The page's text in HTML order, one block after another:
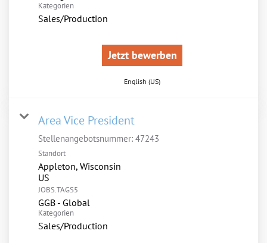
Kategorien
Sales/Production
Jetzt bewerben
English (US)
Area Vice President
Stellenangebotsnummer: 47243
Standort
Appleton, Wisconsin
JOBS.TAGS5
GGB - Global
Kategorien
Sales/Production